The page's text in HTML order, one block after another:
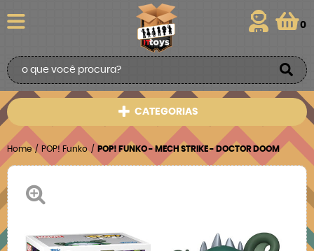
0
CATEGORIAS
Home POP! Funko POP! FUNKO - MECH STRIKE - DOCTOR DOOM